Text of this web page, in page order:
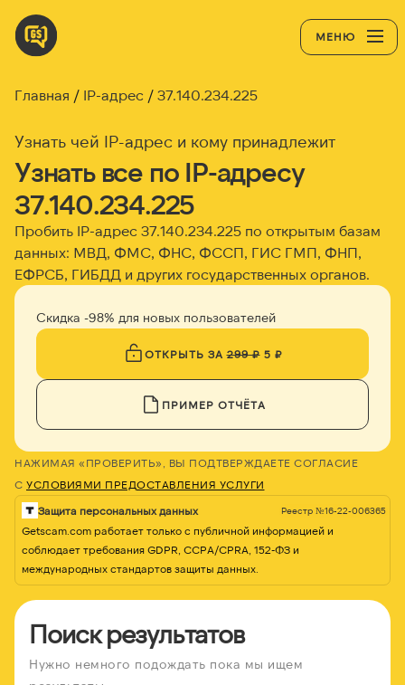
МЕНЮ
Главная IP-адрес 37.140.234.225
Узнать чей IP-адрес и кому принадлежит
Узнать все по IP-адресу
37.140.234.225
Пробить IP-адрес 37.140.234.225 по открытым базам
данных: МВД, ФМС, ФНС, ФССП, ГИС ГМП, ФНП,
ЕФРСБ, ГИБДД и других государственных органов.
Скидка -98% для новых пользователей
ОТКРЫТЬ ЗА299 ₽5 ₽
ПРИМЕР ОТЧЁТА
НАЖИМАЯ «ПРОВЕРИТЬ», ВЫ ПОДТВЕРЖДАЕТЕ СОГЛАСИЕ
С УСЛОВИЯМИ ПРЕДОСТАВЛЕНИЯ УСЛУГИ
Защита персональных данных Реестр №16-22-006365
Getscam.com работает только с публичной информацией и
соблюдает требования GDPR, CCPA/CPRA, 152-ФЗ и
международных стандартов защиты данных.
Поиск результатов
Нужно немного подождать пока мы ищем